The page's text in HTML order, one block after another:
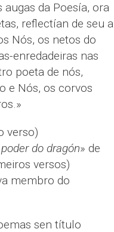
da Poesía, ora
reflectían de seu a
Nós, os netos do
enredadeiras nas
poeta de nós,
e Nós, os corvos
verso)
do dragón» de
versos)
membro do
sen título